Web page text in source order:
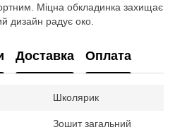
Міцна обкладинка захищає
дизайн радує око.
Доставка Оплата
Школярик
Зошит загальний